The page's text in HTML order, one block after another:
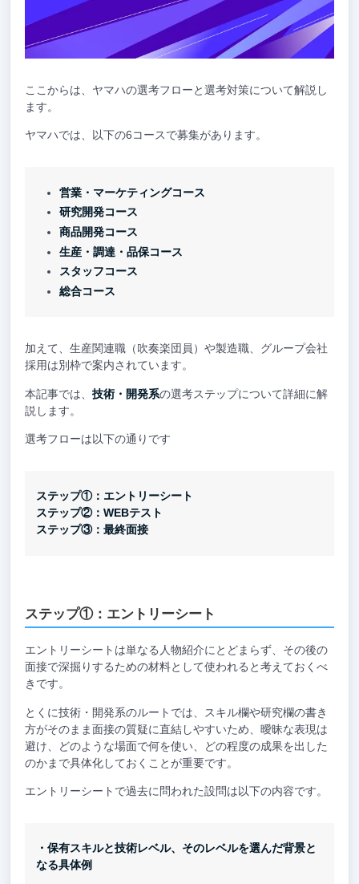
ここからは、ヤマハの選考フローと選考対策について解説し
ます。
ヤマハでは、以下の6コースで募集があります。
営業・マーケティングコース
研究開発コース
商品開発コース
生産・調達・品保コース
スタッフコース
総合コース
加えて、生産関連職（吹奏楽団員）や製造職、グループ会社
採用は別枠で案内されています。
本記事では、 技術・開発系の選考ステップについて詳細に解
説します。
選考フローは以下の通りです
ステップ①：エントリーシート
ステップ②：WEBテスト
ステップ③：最終面接
ステップ①：エントリーシート
エントリーシートは単なる人物紹介にとどまらず、その後の
面接で深掘りするための材料として使われると考えておくべ
きです。
とくに技術・開発系のルートでは、スキル欄や研究欄の書き
方がそのまま面接の質疑に直結しやすいため、曖昧な表現は
避け、どのような場面で何を使い、どの程度の成果を出した
のかまで具体化しておくことが重要です。
エントリーシートで過去に問われた設問は以下の内容です。
・保有スキルと技術レベル、そのレベルを選んだ背景と
なる具体例